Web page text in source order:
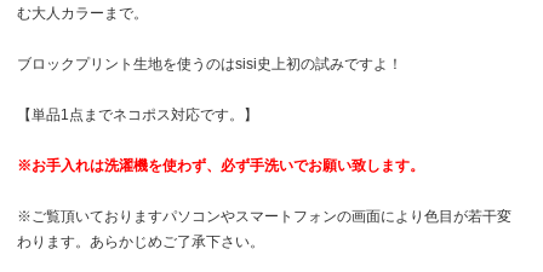
む大人カラーまで。
ブロックプリント生地を使うのはsisi史上初の試みですよ！
【単品1点までネコポス対応です。】
※お手入れは洗濯機を使わず、必ず手洗いでお願い致します。
※ご覧頂いておりますパソコンやスマートフォンの画面により色目が若干変
わります。あらかじめご了承下さい。